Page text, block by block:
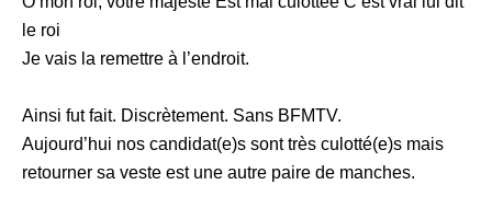
le roi
Je vais la remettre à l’endroit.
Ainsi fut fait. Discrètement. Sans BFMTV.
Aujourd’hui nos candidat(e)s sont très culotté(e)s mais
retourner sa veste est une autre paire de manches.